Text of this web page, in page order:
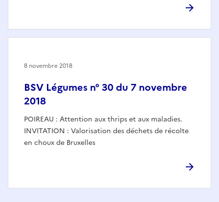
BSV Légumes n° 30 du 7 novembre
2018
POIREAU : Attention aux thrips et aux maladies.
INVITATION : Valorisation des déchets de récolte
en choux de Bruxelles
8 novembre 2018